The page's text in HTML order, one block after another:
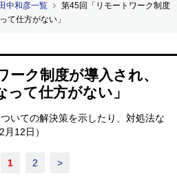
中和彦一覧
第45回「リモートワーク制度
て仕方がない」
ーク制度が導入され、
て仕方がない」
いての解決策を示したり、対処法な
12日）
1 2 >